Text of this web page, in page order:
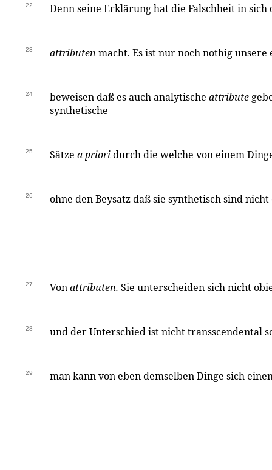
22 Denn seine Erklärung hat die Falschheit in sich
23 attributen macht. Es ist nur noch nothig unsere
24 beweisen daß es auch analytische attribute
synthetische
25 Sätze a prioridurch die welche von einem
26 ohne den Beysatz daß sie synthetisch sind
27 Vonattributen. Sie unterscheiden sich nicht
28 und der Unterschied ist nicht transscendental
29 man kann von eben demselben Dinge sich